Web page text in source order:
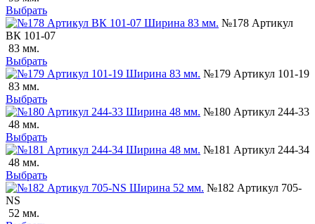
Выбрать
№178 Артикул
ВК 101-07
83 мм.
Выбрать
№179 Артикул 101-19
83 мм.
Выбрать
№180 Артикул 244-33
48 мм.
Выбрать
№181 Артикул 244-34
48 мм.
Выбрать
№182 Артикул 705-
NS
52 мм.